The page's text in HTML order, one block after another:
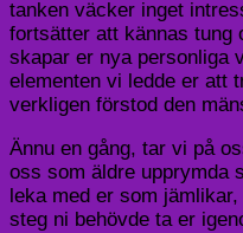
tanken väcker inget
fortsätter att kännas tung
skapar er nya personliga
elementen vi ledde er att
verkligen förstod den
Ännu en gång, tar vi på
oss som äldre upprymda
leka med er som
steg ni behövde ta er